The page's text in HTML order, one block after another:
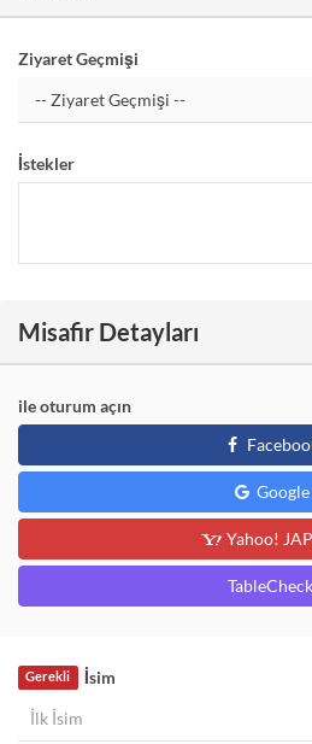
Ziyaret Geçmişi
İstekler
Misafir Detayları
ile oturum açın
Google
Yahoo!
TableCheck
İsim
Gerekli